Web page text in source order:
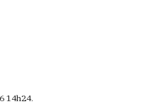
14h24.